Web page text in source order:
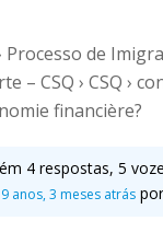
Processo de
– CSQ › CSQ ›
financière?
4 respostas, 5
anos, 3 meses atrás